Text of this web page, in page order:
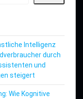
Intelligenz
durch
und
steigert
Wie Kognitive